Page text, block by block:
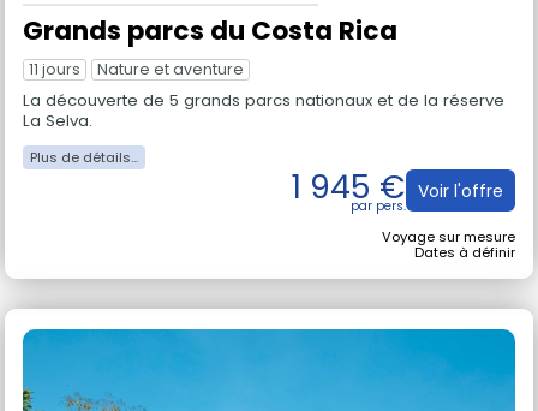
Grands parcs du Costa Rica
11 jours Nature et aventure
La découverte de 5 grands parcs nationaux et de la réserve
La Selva.
1 945 € Voir l'offre
Voyage sur mesure
Dates à définir